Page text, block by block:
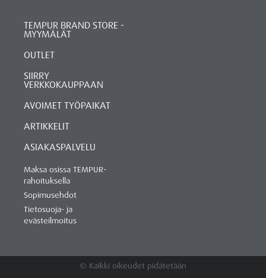
TEMPUR BRAND STORE -
MYYMÄLÄT
OUTLET
SIIRRY
VERKKOKAUPPAAN
AVOIMET TYÖPAIKAT
ARTIKKELIT
ASIAKASPALVELU
Maksa osissa TEMPUR-
rahoituksella
Sopimusehdot
Tietosuoja- ja
evästeilmoitus
© Kaikki oikeudet pidätetään